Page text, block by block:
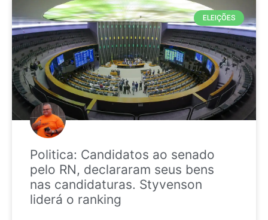
ELEIÇÕES
Politica: Candidatos ao senado
pelo RN, declararam seus bens
nas candidaturas. Styvenson
liderá o ranking